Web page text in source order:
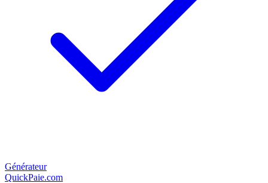
Générateur
QuickPaie.com